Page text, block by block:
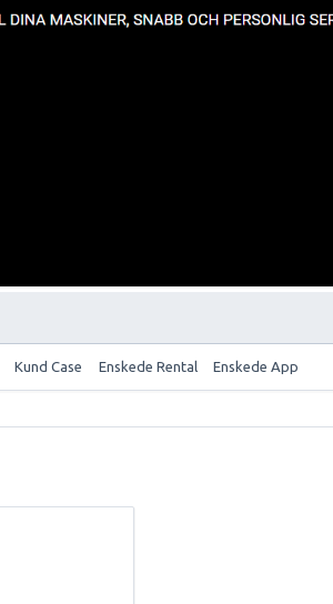
Kund Case Enskede Rental Enskede App